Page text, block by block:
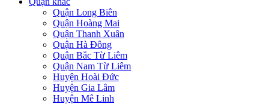
Quận Long Biên
Quận Hoàng Mai
Quận Thanh Xuân
Quận Hà Đông
Quận Bắc Từ Liêm
Quận Nam Từ Liêm
Huyện Hoài Đức
Huyện Gia Lâm
Huyện Mê Linh